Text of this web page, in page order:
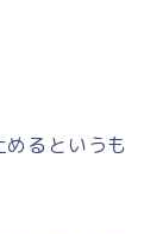
るというも